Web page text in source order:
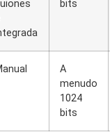
bits
A
menudo
1024
bits